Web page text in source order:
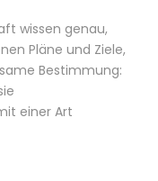
wissen genau,
Pläne und Ziele,
Bestimmung:
einer Art